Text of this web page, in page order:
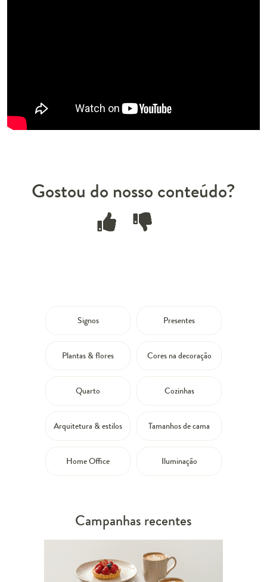
Gostou do nosso conteúdo?
Signos Presentes
Plantas & flores Cores na decoração
Quarto Cozinhas
Arquitetura & estilos Tamanhos de cama
Home Office Iluminação
Campanhas recentes